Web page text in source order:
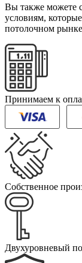
Вы также можете
условиям,
потолочном
Принимаем к
Собственное
Двухуровневый